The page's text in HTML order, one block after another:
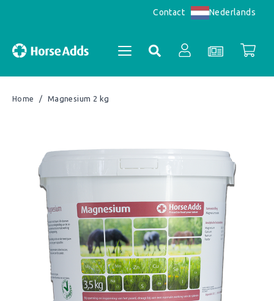
Contact Nederlands
Bestellingen
Registreren
Home / Magnesium 2 kg